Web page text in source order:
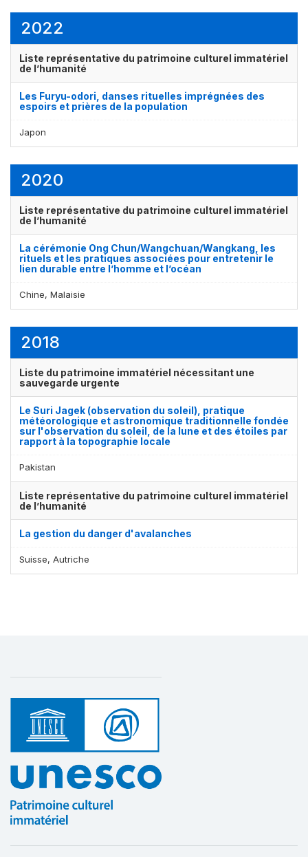
Affichage par
2022
Liste représentative du patrimoine culturel immatériel
de l’humanité
Les Furyu-odori, danses rituelles imprégnées des
espoirs et prières de la population
Japon
2020
Liste représentative du patrimoine culturel immatériel
de l’humanité
La cérémonie Ong Chun/Wangchuan/Wangkang, les
rituels et les pratiques associées pour entretenir le
lien durable entre l’homme et l’océan
Chine, Malaisie
2018
Liste du patrimoine immatériel nécessitant une
sauvegarde urgente
Le Suri Jagek (observation du soleil), pratique
météorologique et astronomique traditionnelle fondée
sur l'observation du soleil, de la lune et des étoiles par
rapport à la topographie locale
Pakistan
Liste représentative du patrimoine culturel immatériel
de l’humanité
La gestion du danger d'avalanches
Suisse, Autriche